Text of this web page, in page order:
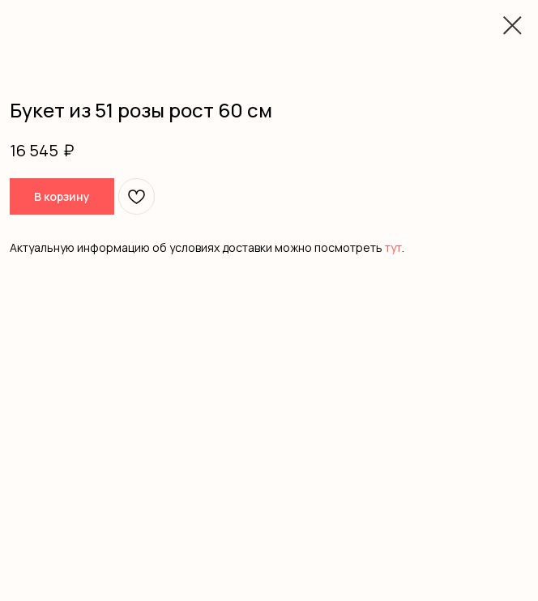
Букет из 51 розы рост 60 см
16 545 ₽
В корзину
Актуальную информацию об условиях доставки можно посмотреть тут